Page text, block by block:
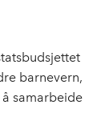
barnevern,
samarbeide